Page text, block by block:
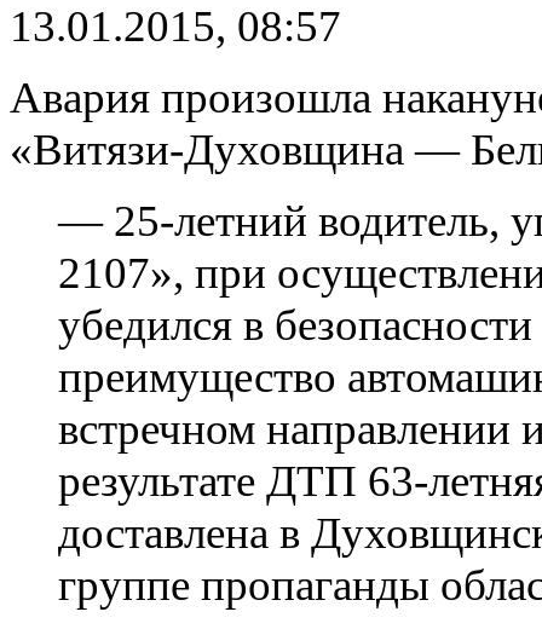
13.01.2015, 08:57
Авария произошла
«Витязи-Духовщина —
— 25-летний водитель,
2107», при
убедился в
преимущество
встречном направлении
результате ДТП 63-
доставлена в
группе пропаганды